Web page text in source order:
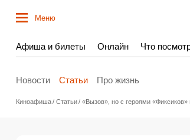
Меню
Афиша и билеты Онлайн Что
Новости Статьи Про жизнь
Киноафиша Статьи «Вызов», но с героями